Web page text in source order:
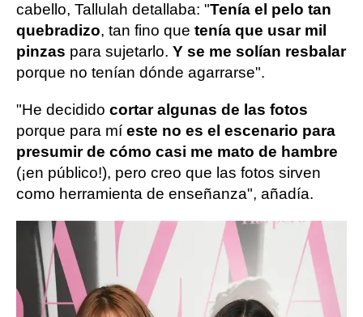
cabello, Tallulah detallaba: "Tenía el pelo tan
quebradizo, tan fino que tenía que usar mil
pinzas para sujetarlo. Y se me solían resbalar
porque no tenían dónde agarrarse".
"He decidido cortar algunas de las fotos
porque para mí este no es el escenario para
presumir de cómo casi me mato de hambre
(¡en público!), pero creo que las fotos sirven
como herramienta de enseñanza", añadía.